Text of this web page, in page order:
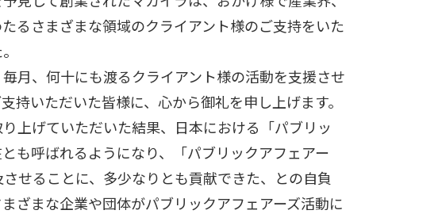
るさまざまな領域のクライアント様のご支持をいた
月、何十にも渡るクライアント様の活動を支援させ
持いただいた皆様に、心から御礼を申し上げます。
上げていただいた結果、日本における「パブリッ
も呼ばれるようになり、「パブリックアフェアー
せることに、多少なりとも貢献できた、との自負
ざまな企業や団体がパブリックアフェアーズ活動に